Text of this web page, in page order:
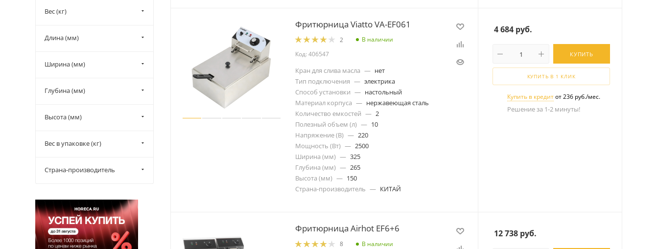
Фритюрница Viatto VA-EF061
2
В наличии
Код: 406547
Кран для слива масла — нет
Тип подключения — электрика
Способ установки — настольный
Материал корпуса — нержавеющая сталь
Количество емкостей — 2
Полезный объем (л) — 10
Напряжение (В) — 220
Мощность (Вт) — 2500
Ширина (мм) — 325
Глубина (мм) — 265
Высота (мм) — 150
Страна-производитель — КИТАЙ
4 684 руб.
КУПИТЬ
КУПИТЬ В 1 КЛИК
Купить в кредитот 236 руб./мес.
Решение за 1-2 минуты!
Фритюрница Airhot EF6+6
8
В наличии
12 738 руб.
Вес (кг)
Длина (мм)
Ширина (мм)
Глубина (мм)
Высота (мм)
Вес в упаковке (кг)
Страна-производитель